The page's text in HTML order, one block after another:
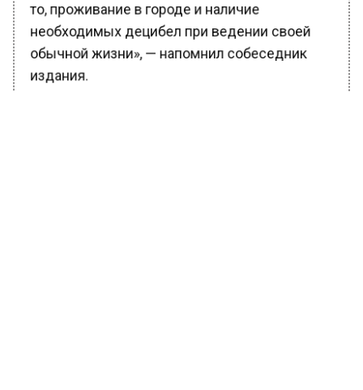
необходимых децибел при ведении своей
обычной жизни», — напомнил собеседник
издания.